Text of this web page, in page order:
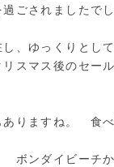
ごされましたでし
、ゆっくりとして
スマス後のセー
りますね。 食
ボンダイビーチ